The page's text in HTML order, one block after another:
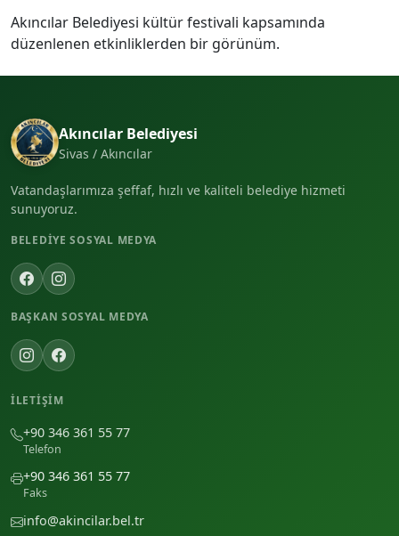
Akıncılar Belediyesi kültür festivali kapsamında
düzenlenen etkinliklerden bir görünüm.
Akıncılar Belediyesi
Sivas / Akıncılar
Vatandaşlarımıza şeffaf, hızlı ve kaliteli belediye hizmeti
sunuyoruz.
BELEDIYE SOSYAL MEDYA
BAŞKAN SOSYAL MEDYA
İLETIŞIM
+90 346 361 55 77
Telefon
+90 346 361 55 77
Faks
info@akincilar.bel.tr